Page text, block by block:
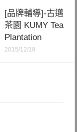
[品牌輔導]-古邁
茶園 KUMY Tea
Plantation
2015/12/18